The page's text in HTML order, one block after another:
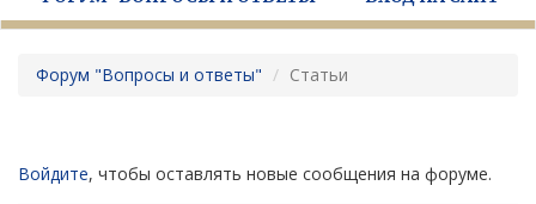
Форум "Вопросы и ответы" Статьи
Войдите, чтобы оставлять новые сообщения на форуме.